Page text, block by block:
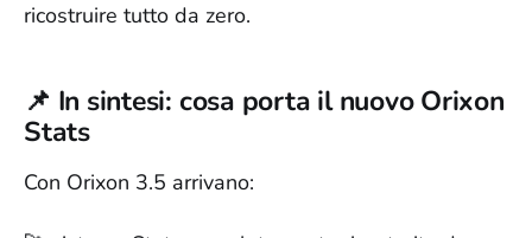
ricostruire tutto da zero.
📌 In sintesi: cosa porta il nuovo Orixon
Stats
Con Orixon 3.5 arrivano: